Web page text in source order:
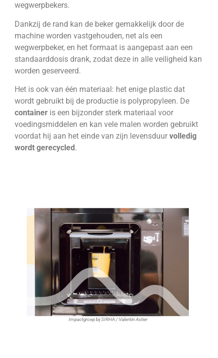
wegwerpbekers.
Dankzij de rand kan de beker gemakkelijk door de
machine worden vastgehouden, net als een
wegwerpbeker, en het formaat is aangepast aan een
standaarddosis drank, zodat deze in alle veiligheid kan
worden geserveerd.
Het is ook van één materiaal: het enige plastic dat
wordt gebruikt bij de productie is polypropyleen. De
container is een bijzonder sterk materiaal voor
voedingsmiddelen en kan vele malen worden gebruikt
voordat hij aan het einde van zijn levensduur volledig
wordt gerecycled.
Impactgroep bij SIRHA / Valentin Astier